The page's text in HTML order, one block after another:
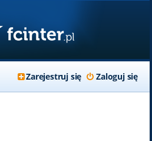
Zaloguj się
Zarejestruj się